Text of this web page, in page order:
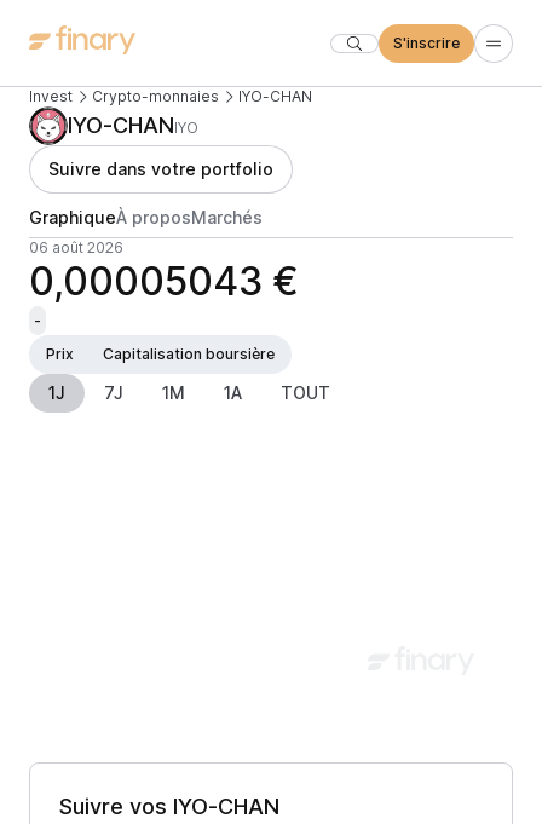
S'inscrire
Invest Crypto-monnaies IYO-CHAN
IYO-CHANIYO
Suivre dans votre portfolio
GraphiqueÀ proposMarchés
06 août 2026
0,00005043 €
-
Prix
Capitalisation boursière
1J 7J 1M 1A TOUT
Suivre vos IYO-CHAN